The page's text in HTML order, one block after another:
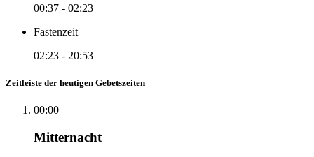
00:37 - 02:23
Fastenzeit
02:23 - 20:53
Zeitleiste der heutigen Gebetszeiten
00:00
Mitternacht